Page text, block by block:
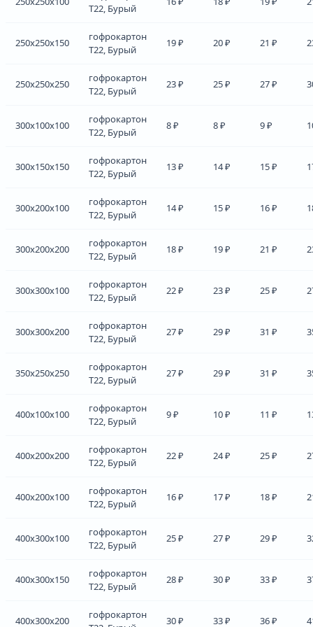
Т22, Бурый
250x250x150
гофрокартон
Т22, Бурый
19 ₽ 20 ₽ 21 ₽
250x250x250
гофрокартон
Т22, Бурый
23 ₽ 25 ₽ 27 ₽
300x100x100
гофрокартон
Т22, Бурый
8 ₽ 8 ₽ 9 ₽
300x150x150
гофрокартон
Т22, Бурый
13 ₽ 14 ₽ 15 ₽
300x200x100
гофрокартон
Т22, Бурый
14 ₽ 15 ₽ 16 ₽
300x200x200
гофрокартон
Т22, Бурый
18 ₽ 19 ₽ 21 ₽
300x300x100
гофрокартон
Т22, Бурый
22 ₽ 23 ₽ 25 ₽
300x300x200
гофрокартон
Т22, Бурый
27 ₽ 29 ₽ 31 ₽
350x250x250
гофрокартон
Т22, Бурый
27 ₽ 29 ₽ 31 ₽
400x100x100
гофрокартон
Т22, Бурый
9 ₽ 10 ₽ 11 ₽
400x200x200
гофрокартон
Т22, Бурый
22 ₽ 24 ₽ 25 ₽
400x200x100
гофрокартон
Т22, Бурый
16 ₽ 17 ₽ 18 ₽
400x300x100
гофрокартон
Т22, Бурый
25 ₽ 27 ₽ 29 ₽
400x300x150
гофрокартон
Т22, Бурый
28 ₽ 30 ₽ 33 ₽
400x300x200
гофрокартон
30 ₽ 33 ₽ 36 ₽